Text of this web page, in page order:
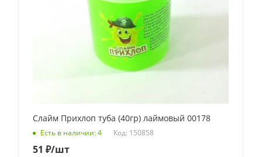
Слайм Прихлоп туба (40гр) лаймовый 00178
Есть в наличии: 4 Код: 150858
51 ₽/шт